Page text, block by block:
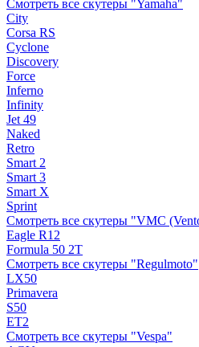
Смотреть все скутеры "Yamaha"
City
Corsa RS
Cyclone
Discovery
Force
Inferno
Infinity
Jet 49
Naked
Retro
Smart 2
Smart 3
Smart X
Sprint
Смотреть все скутеры "VMC
Eagle R12
Formula 50 2Т
Смотреть все скутеры "Regulmoto"
LX50
Primavera
S50
ET2
Смотреть все скутеры "Vespa"